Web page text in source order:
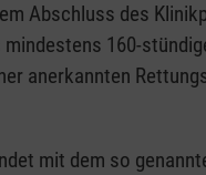
Abschluss des
160-
anerkannten
mit dem so